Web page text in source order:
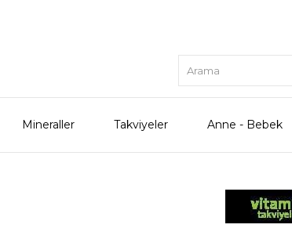
Mineraller Takviyeler Anne - Bebek